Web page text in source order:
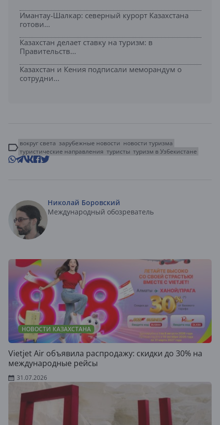
Имантау-Шалкар: северный курорт Казахстана
готови...
Казахстан делает ставку на туризм: в
Правительств...
Казахстан и Кения подписали меморандум о
сотрудни...
вокруг света зарубежные новости новости туризма
туристические направления туристы туризм в Узбекистане
Николай Боровский
Международный обозреватель
НОВОСТИ КАЗАХСТАНА
Vietjet Air объявила распродажу: скидки до 30% на
международные рейсы
31.07.2026